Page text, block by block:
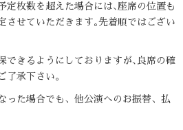
枚数を超えた場合には､座席の位置も
させていただきます｡先着順ではござい
きるようにしておりますが､良席の確
了承下さい。
った場合でも、他公演へのお振替、払